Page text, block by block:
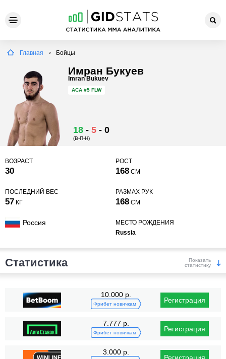
Главная Бойцы
Имран Букуев
Imran Bukuev
ACA #5 FLW
18 - 5 - 0
(В-П-Н)
ВОЗРАСТ
30
РОСТ
168 СМ
ПОСЛЕДНИЙ ВЕС
57 КГ
РАЗМАХ РУК
168 СМ
Россия
МЕСТО РОЖДЕНИЯ
Russia
Статистика
Показать
статистику
Победы
10.000 р.
Фрибет новичкам Регистрация
7.777 р.
Фрибет новичкам Регистрация
3.000 р.
Регистрация